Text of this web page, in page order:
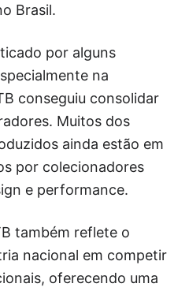
Brasil.
por alguns
na
conseguiu consolidar
Muitos dos
ainda estão em
por colecionadores
e performance.
também reflete o
nacional em competir
oferecendo uma